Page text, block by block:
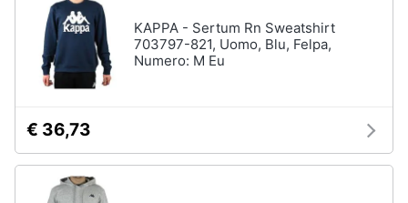
KAPPA - Sertum Rn Sweatshirt
703797-821, Uomo, Blu, Felpa,
Numero: M Eu
€ 36,73